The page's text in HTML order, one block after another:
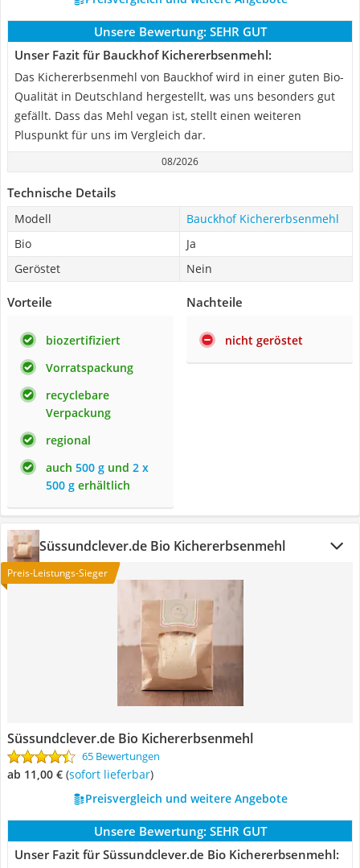
Unsere Bewertung: SEHR GUT
Unser Fazit für Bauckhof Kichererbsenmehl:
Das Kichererbsenmehl von Bauckhof wird in einer guten Bio-
Qualität in Deutschland hergestellt, was uns besonders gut
gefällt. Dass das Mehl vegan ist, stellt einen weiteren
Pluspunkt für uns im Vergleich dar.
08/2026
Technische Details
Modell
Bauckhof Kichererbsenmehl
Bio
Ja
Geröstet
Nein
Vorteile
biozertifiziert
Vorratspackung
recyclebare
Verpackung
regional
auch 500 g und 2 x
500 g erhältlich
Nachteile
nicht geröstet
Süssundclever.de Bio Kichererbsenmehl
Preis-Leistungs-Sieger
Süssundclever.de Bio Kichererbsenmehl
65 Bewertungen
ab 11,00 € ( Sofort lieferbar)
Preisvergleich und weitere Angebote
Unsere Bewertung: SEHR GUT
Unser Fazit für Süssundclever.de Bio Kichererbsenmehl: